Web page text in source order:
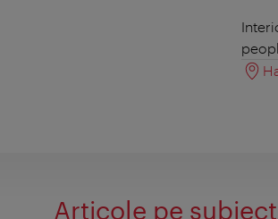
Articole pe